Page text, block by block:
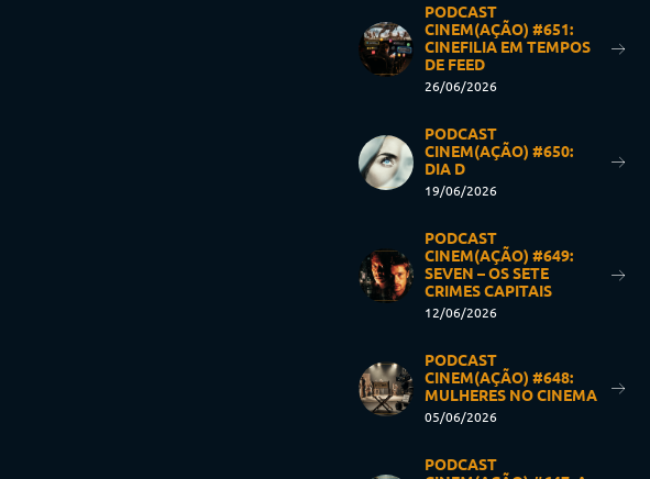
PODCAST
CINEM(AÇÃO) #651:
CINEFILIA EM TEMPOS
DE FEED
26/06/2026
PODCAST
CINEM(AÇÃO) #650:
DIA D
19/06/2026
PODCAST
CINEM(AÇÃO) #649:
SEVEN – OS SETE
CRIMES CAPITAIS
12/06/2026
PODCAST
CINEM(AÇÃO) #648:
MULHERES NO CINEMA
05/06/2026
PODCAST